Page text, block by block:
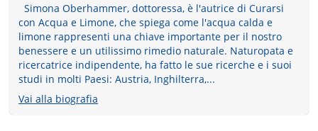
Simona Oberhammer, dottoressa, è l'autrice di Curarsi
con Acqua e Limone, che spiega come l'acqua calda e
limone rappresenti una chiave importante per il nostro
benessere e un utilissimo rimedio naturale. Naturopata e
ricercatrice indipendente, ha fatto le sue ricerche e i suoi
studi in molti Paesi: Austria, Inghilterra,...
Vai alla biografia